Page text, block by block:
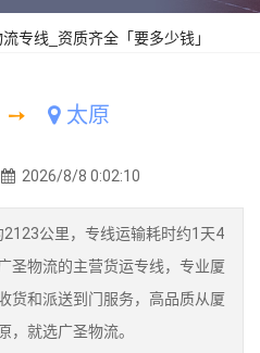
专线_资质齐全「要多少钱」
➙ 太原
2026/8/8 0:02:10
2123公里，专线运输耗时约1天4
圣物流的主营货运专线，专业厦
货和派送到门服务，高品质从厦
，就选广圣物流。